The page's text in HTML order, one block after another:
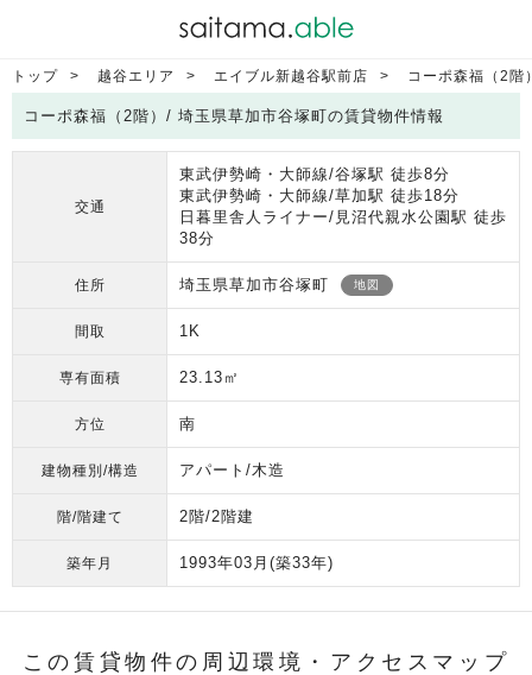
トップ 越谷エリア エイブル新越谷駅前店 コーポ森福（2階
コーポ森福（2階）/ 埼玉県草加市谷塚町の賃貸物件情報
交通
東武伊勢崎・大師線/谷塚駅 徒歩8分
東武伊勢崎・大師線/草加駅 徒歩18分
日暮里舎人ライナー/見沼代親水公園駅 徒歩
38分
住所 埼玉県草加市谷塚町 地図
間取 1K
専有面積 23.13㎡
方位 南
建物種別/構造 アパート/木造
階/階建て 2階/2階建
築年月 1993年03月 (築33年)
この賃貸物件の周辺環境・ アクセスマップ